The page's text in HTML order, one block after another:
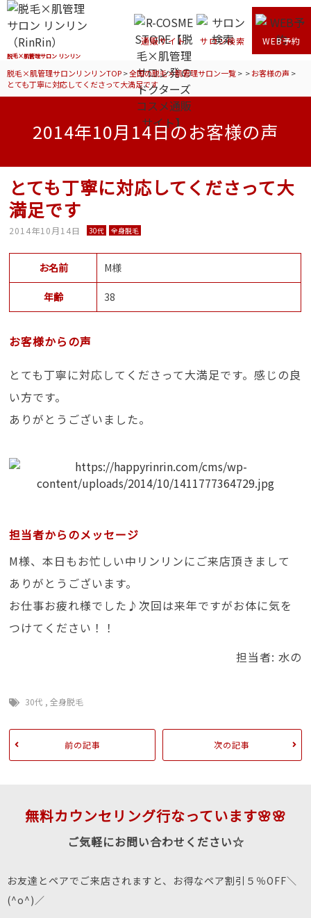
脱毛×肌管理サロン リンリン
通販サイト サロン検索 WEB予約
脱毛×肌管理サロンリンリンTOP>全国の脱毛×肌管理サロン一覧> >お客様の声 >
とても丁寧に対応してくださって大満足です
2014年10月14日のお客様の声
とても丁寧に対応してくださって大
満足です
2014年10月14日 30代 全身脱毛
お名前 M様
年齢 38
お客様からの声
とても丁寧に対応してくださって大満足です。感じの良
い方です。
ありがとうございました。
担当者からのメッセージ
M様、本日もお忙しい中リンリンにご来店頂きまして
ありがとうございます。
お仕事お疲れ様でした♪次回は来年ですがお体に気を
つけてください！！
担当者: 水の
30代 ,全身脱毛
前の記事 次の記事
無料カウンセリング行なっています🌸🌸
ご気軽にお問い合わせください☆
お友達とペアでご来店されますと、お得なペア割引５％OFF＼
(^o^)／